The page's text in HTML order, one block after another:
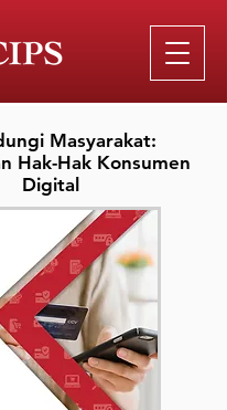
Masyarakat:
Hak-Hak Konsumen
Digital